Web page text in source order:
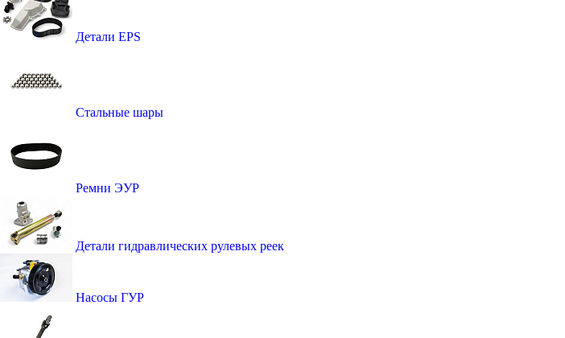
Детали EPS
Стальные шары
Ремни ЭУР
Детали гидравлических рулевых реек
Насосы ГУР